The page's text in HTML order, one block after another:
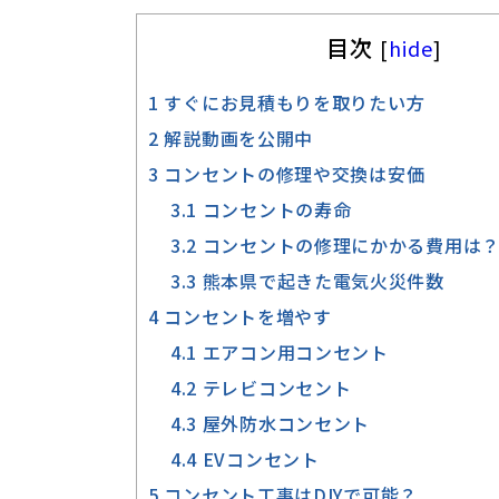
目次 [hide]
1 すぐにお見積もりを取りたい方
2 解説動画を公開中
3 コンセントの修理や交換は安価
3.1 コンセントの寿命
3.2 コンセントの修理にかかる費用は？
3.3 熊本県で起きた電気火災件数
4コンセントを増やす
4.1 エアコン用コンセント
4.2 テレビコンセント
4.3 屋外防水コンセント
4.4 EVコンセント